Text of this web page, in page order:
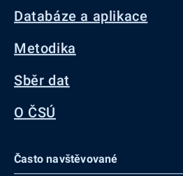
Databáze a aplikace
Metodika
Sběr dat
O ČSÚ
Často navštěvované